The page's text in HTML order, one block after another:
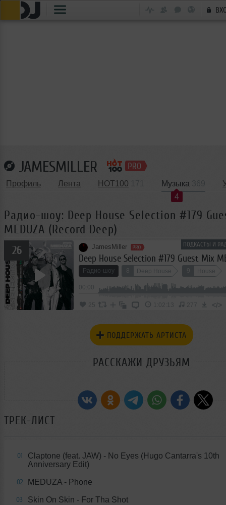
JAMESMILLER
Профиль Лента HOT100
Музыка
4
Радио-шоу: Deep House Selection #179
MEDUZA (Record Deep)
ПОДКАСТЫ И
26 JamesMiller
Радио-шоу 8 Deep House 9 House
25 1:02:13 277 </>
ПОДДЕРЖАТЬ АРТИСТА
РАССКАЖИ ДРУЗЬЯМ
ТРЕК-ЛИСТ
01
Claptone (feat. JAW) - No Eyes (Hugo Cantarra's 10th
Anniversary Edit)
02 MEDUZA - Phone
03 Skin On Skin - For Tha Shot